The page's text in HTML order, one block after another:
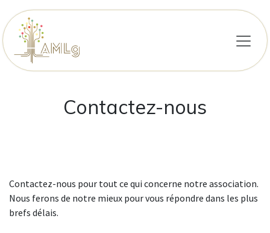
Se rendre au contenu
Contactez-nous
Contactez-nous pour tout ce qui concerne notre association.
Nous ferons de notre mieux pour vous répondre dans les plus
brefs délais.